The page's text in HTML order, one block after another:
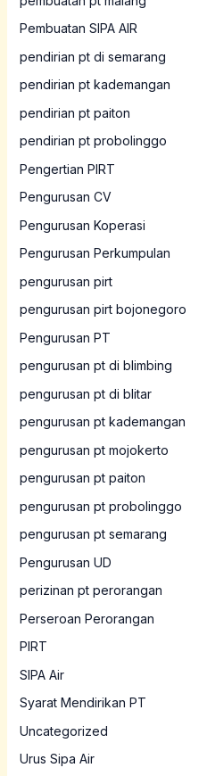
Pembuatan SIPA AIR
pendirian pt di semarang
pendirian pt kademangan
pendirian pt paiton
pendirian pt probolinggo
Pengertian PIRT
Pengurusan CV
Pengurusan Koperasi
Pengurusan Perkumpulan
pengurusan pirt
pengurusan pirt bojonegoro
Pengurusan PT
pengurusan pt di blimbing
pengurusan pt di blitar
pengurusan pt kademangan
pengurusan pt mojokerto
pengurusan pt paiton
pengurusan pt probolinggo
pengurusan pt semarang
Pengurusan UD
perizinan pt perorangan
Perseroan Perorangan
PIRT
SIPA Air
Syarat Mendirikan PT
Uncategorized
Urus Sipa Air